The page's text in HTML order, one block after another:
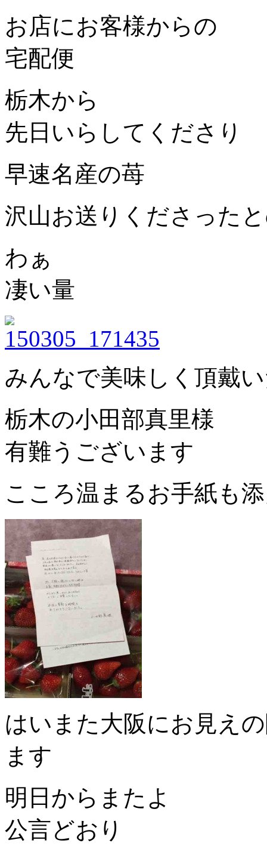
お店にお客様からの
宅配便
栃木から
先日いらしてくださり
早速名産の苺
沢山お送りくださった
わぁ
凄い量
みんなで美味しく頂戴
栃木の小田部真里様
有難うございます
こころ温まるお手紙も
はいまた大阪にお見え
ます
明日からまたよ
公言どおり